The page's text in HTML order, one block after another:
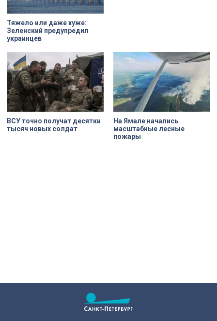
Тяжело или даже хуже:
Зеленский предупредил
украинцев
ВСУ точно получат десятки
тысяч новых солдат
На Ямале начались
масштабные лесные
пожары